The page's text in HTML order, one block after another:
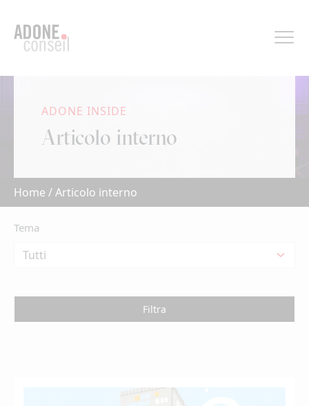
Articolo interno
ADONE INSIDE
Home /Articolo interno
Tema